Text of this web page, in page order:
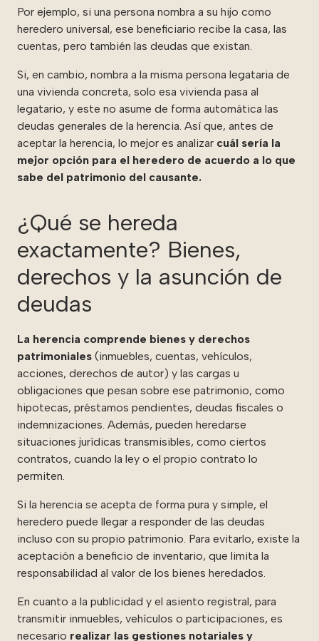
Por ejemplo, si una persona nombra a su hijo como
heredero universal, ese beneficiario recibe la casa, las
cuentas, pero también las deudas que existan.
Si, en cambio, nombra a la misma persona legataria de
una vivienda concreta, solo esa vivienda pasa al
legatario, y este no asume de forma automática las
deudas generales de la herencia. Así que, antes de
aceptar la herencia, lo mejor es analizar cuál sería la
mejor opción para el heredero de acuerdo a lo que
sabe del patrimonio del causante.
¿Qué se hereda
exactamente? Bienes,
derechos y la asunción de
deudas
La herencia comprende bienes y derechos
patrimoniales (inmuebles, cuentas, vehículos,
acciones, derechos de autor) y las cargas u
obligaciones que pesan sobre ese patrimonio, como
hipotecas, préstamos pendientes, deudas fiscales o
indemnizaciones. Además, pueden heredarse
situaciones jurídicas transmisibles, como ciertos
contratos, cuando la ley o el propio contrato lo
permiten.
Si la herencia se acepta de forma pura y simple, el
heredero puede llegar a responder de las deudas
incluso con su propio patrimonio. Para evitarlo, existe la
aceptación a beneficio de inventario, que limita la
responsabilidad al valor de los bienes heredados.
En cuanto a la publicidad y el asiento registral, para
transmitir inmuebles, vehículos o participaciones, es
necesario realizar las gestiones notariales y